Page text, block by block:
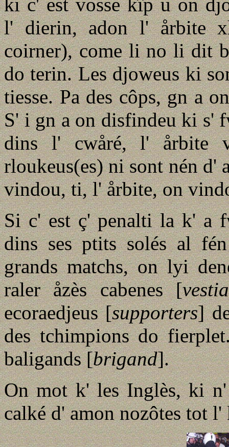
l' dierin, adon l' årbite
coirner), come li no li dit
do terin. Les djoweus ki
tiesse. Pa des côps, gn a
S' i gn a on disfindeu ki s'
dins l' cwåré, l' årbite
rloukeus(es) ni sont nén
vindou, ti, l' årbite, on
Si c' est ç' penalti la k' a
dins ses ptits solés al
grands matchs, on lyi
raler åzès cabenes [
ecoraedjeus [supporters]
des tchimpions do
baligands [brigand].
On mot k' les Inglès, ki
calké d' amon nozôtes tot